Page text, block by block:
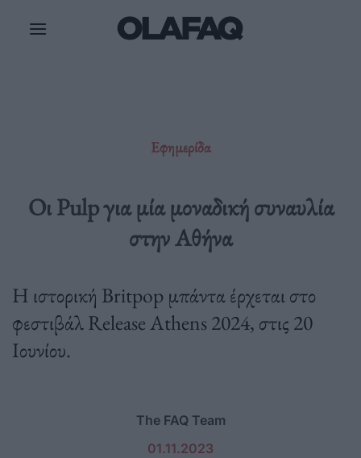
Εφημερίδα
Οι Pulp για μία μοναδική συναυλία
στην Αθήνα
Η ιστορική Britpop μπάντα έρχεται στο
φεστιβάλ Release Athens 2024, στις 20
Ιουνίου.
The FAQ Team
01.11.2023